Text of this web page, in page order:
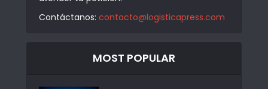
Contáctanos: contacto@logisticapress.com
MOST POPULAR